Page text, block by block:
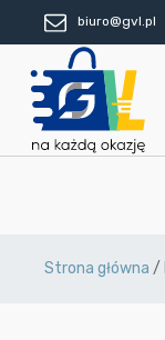
biuro@gvl.pl
Strona główna /